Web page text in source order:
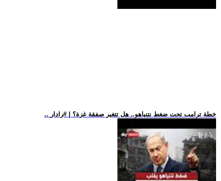
.. خطة ترامب تحت ضغط نتنياهو.. هل تتغير صفقة غزة؟ | #رادار